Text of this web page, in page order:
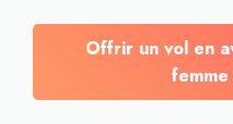
Offrir un vol en